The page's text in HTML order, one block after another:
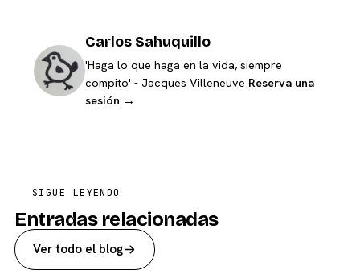
Carlos Sahuquillo
'Haga lo que haga en la vida, siempre
compito' - Jacques Villeneuve Reserva una
sesión →
SIGUE LEYENDO
Entradas relacionadas
Ver todo el blog